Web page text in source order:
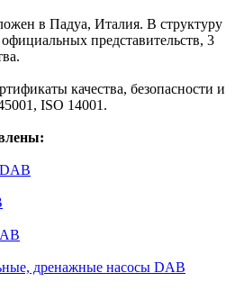
в Падуа, Италия. В структуру
представительств, 3
качества, безопасности и
ISO 14001.
дренажные насосы DAB